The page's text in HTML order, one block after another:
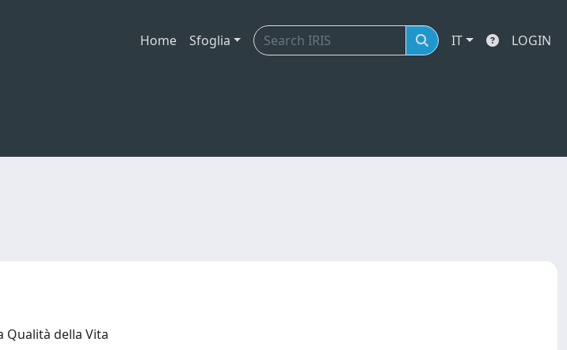
Home Sfoglia IT LOGIN
Qualità della Vita